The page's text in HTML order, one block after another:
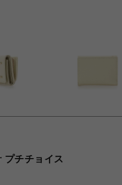
プチチョイス